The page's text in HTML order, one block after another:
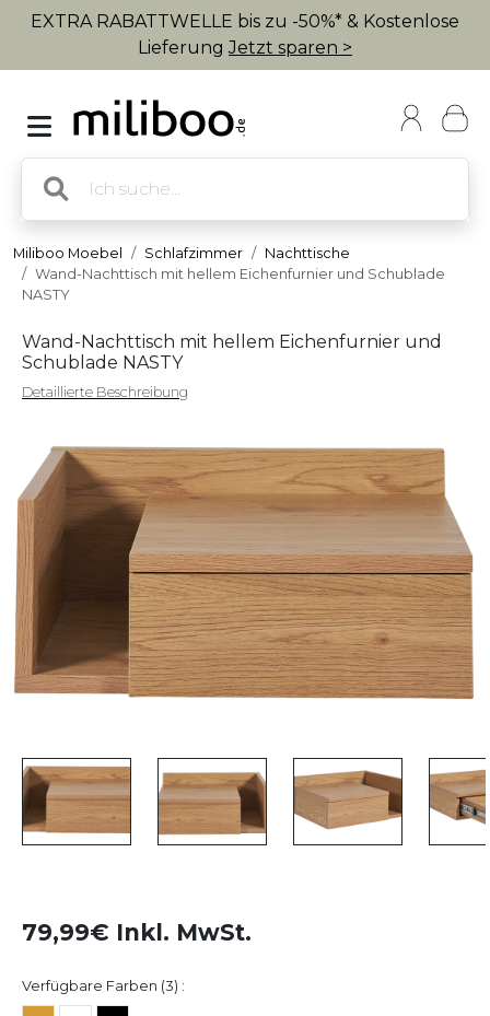
EXTRA RABATTWELLE bis zu -50%* & Kostenlose
LieferungJetzt sparen >
Miliboo Moebel Schlafzimmer
Nachttische
Wand-Nachttisch mit hellem Eichenfurnier und Schublade
NASTY
Wand-Nachttisch mit hellem Eichenfurnier und
Schublade NASTY
Detaillierte Beschreibung
79,99€ Inkl. MwSt.
Verfügbare Farben (3) :